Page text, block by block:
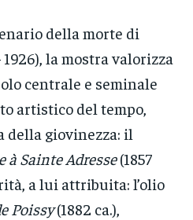
della morte di
la mostra valorizza
centrale e seminale
artistico del tempo,
della giovinezza: il
à Sainte Adresse(1857
a lui attribuita: l’olio
Poissy(1882 ca.),